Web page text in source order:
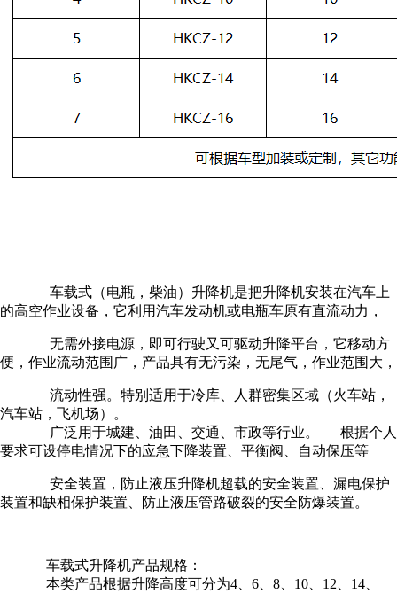
车载式（电瓶，柴油）升降机是把升降机安装在汽车上
的高空作业设备，它利用汽车发动机或电瓶车原有直流动力，
无需外接电源，即可行驶又可驱动升降平台，它移动方
便，作业流动范围广，产品具有无污染，无尾气，作业范围大，
流动性强。特别适用于冷库、人群密集区域（火车站，
汽车站，飞机场）。
广泛用于城建、油田、交通、市政等行业。 根据个人
要求可设停电情况下的应急下降装置、平衡阀、自动保压等
安全装置，防止液压升降机超载的安全装置、漏电保护
装置和缺相保护装置、防止液压管路破裂的安全防爆装置。
车载式升降机产品规格：
本类产品根据升降高度可分为4、6、8、10、12、14、